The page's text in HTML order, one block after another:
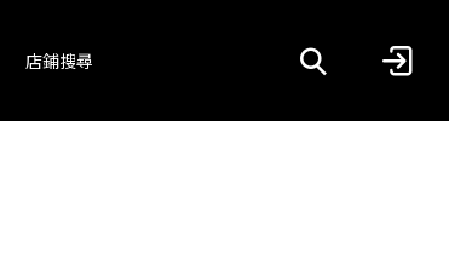
店鋪搜尋